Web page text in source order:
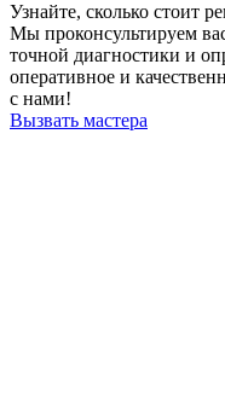
Узнайте, сколько стоит
Мы проконсультируем
точной диагностики и
оперативное и
с нами!
Вызвать мастера